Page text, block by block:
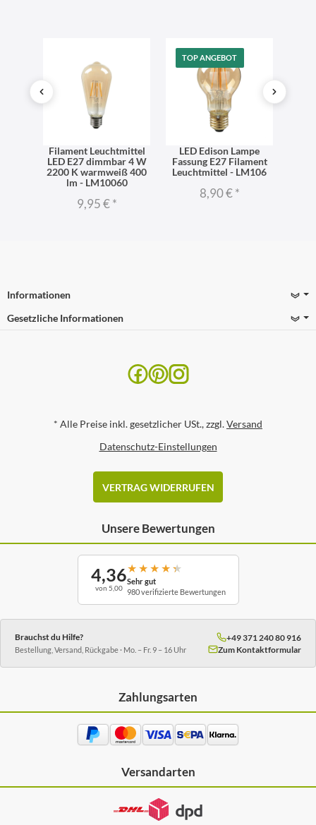
Filament Leuchtmittel
LED E27 dimmbar 4 W
2200 K warmweiß 400
lm - LM10060
9,95 €*
TOP ANGEBOT
LED Edison Lampe
Fassung E27 Filament
Leuchtmittel - LM106
8,90 €*
Informationen
Gesetzliche Informationen
* Alle Preise inkl. gesetzlicher USt., zzgl.Versand
Datenschutz-Einstellungen
VERTRAG WIDERRUFEN
Unsere Bewertungen
4,36
von 5,00
★ ★ ★ ★ ★
Sehr gut
980 verifizierte Bewertungen
Brauchst du Hilfe?
Bestellung, Versand, Rückgabe · Mo. – Fr. 9 – 16 Uhr
+49 371 240 80 916
Zum Kontaktformular
Zahlungsarten
Versandarten